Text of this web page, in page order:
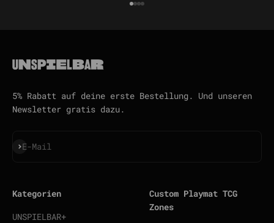
Gehe zu Element 1
Gehe zu Element 2
Gehe zu Element 3
Gehe zu Element 4
5% Rabatt auf deine erste Bestellung. Und unseren
Newsletter gratis dazu.
E-Mail
Abonnieren
Kategorien
UNSPIELBAR+
Custom Playmat TCG
Zones